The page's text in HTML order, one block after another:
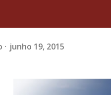
junho 19, 2015